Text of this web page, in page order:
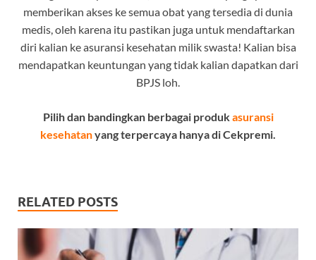
memberikan akses ke semua obat yang tersedia di dunia
medis, oleh karena itu pastikan juga untuk mendaftarkan
diri kalian ke asuransi kesehatan milik swasta! Kalian bisa
mendapatkan keuntungan yang tidak kalian dapatkan dari
BPJS loh.
Pilih dan bandingkan berbagai produkasuransi
kesehatanyang terpercaya hanya di Cekpremi.
RELATED POSTS